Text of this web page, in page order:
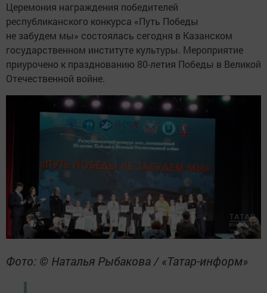
Церемония награждения победителей
республиканского конкурса «Путь Победы
не забудем мы» состоялась сегодня в Казанском
государственном институте культуры. Мероприятие
приурочено к празднованию 80-летия Победы в Великой
Отечественной войне.
Фото: © Наталья Рыбакова / «Татар-информ»